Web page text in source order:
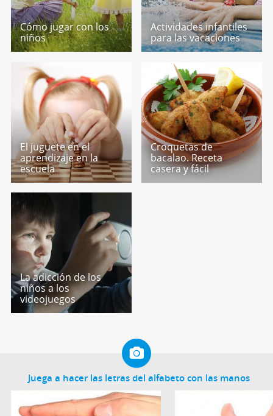
Cómo jugar con los
niños
Actividades infantiles
para las vacaciones
El juguete en el
aprendizaje en la
escuela
Croquetas de
bacalao. Receta
casera y fácil
La adicción de los
niños a los
videojuegos
Juega a hacer las letras del alfabeto con las manos